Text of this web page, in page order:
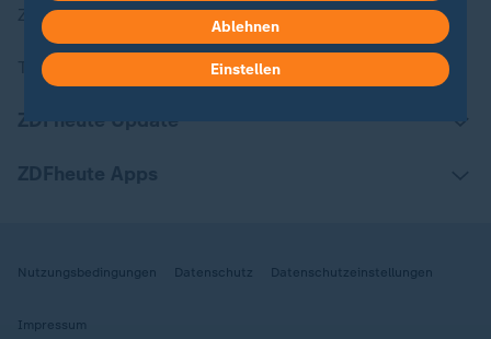
ZDFheute Stories
Themen im Überblick
ZDFheute Update
Nutzungsbedingungen Datenschutz Datenschutzeinstellungen
Impressum
Ablehnen
Einstellen